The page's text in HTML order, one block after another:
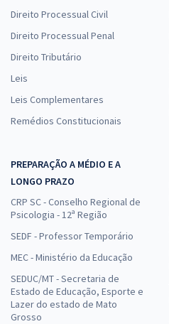
Direito Processual Civil
Direito Processual Penal
Direito Tributário
Leis
Leis Complementares
Remédios Constitucionais
PREPARAÇÃO A MÉDIO E A
LONGO PRAZO
CRP SC - Conselho Regional de
Psicologia - 12ª Região
SEDF - Professor Temporário
MEC - Ministério da Educação
SEDUC/MT - Secretaria de
Estado de Educação, Esporte e
Lazer do estado de Mato
Grosso